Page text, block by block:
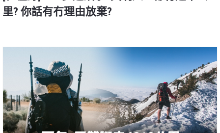
里? 你話有冇理由放棄?